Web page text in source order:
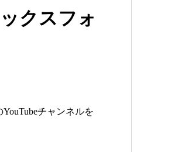
クスフォ
チャンネルを